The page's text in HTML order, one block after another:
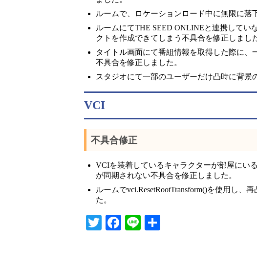
ルームで、ロケーションロード中に無限に落
ルームにてTHE SEED ONLINEと連携してい
クトを作成できてしまう不具合を修正しまし
タイトル画面にて番組情報を取得した際に
不具合を修正しました。
スタジオにて一部のユーザーだけ凸時に背景
VCI
不具合修正
VCIを装着しているキャラクターが部屋にい
が同期されない不具合を修正しました。
ルームでvci.ResetRootTransform()を使用し、
た。
T
Fa
Li